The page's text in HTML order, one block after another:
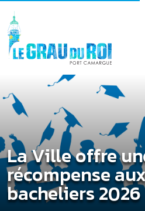
La Ville offre
récompense
bacheliers 2026